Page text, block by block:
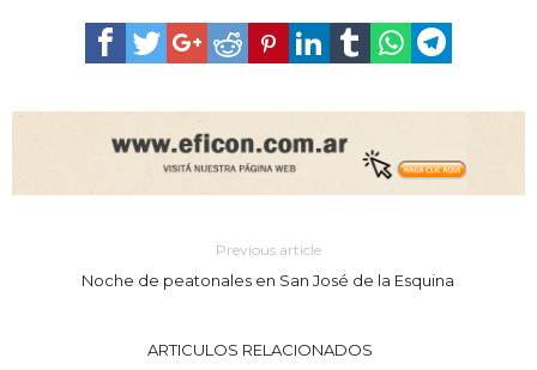
Previous article
Noche de peatonales en San José de la Esquina
ARTICULOS RELACIONADOS